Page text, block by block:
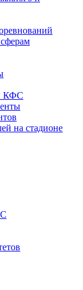
КФС
на стадионе